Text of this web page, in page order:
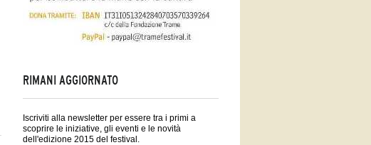
RIMANI AGGIORNATO
Iscriviti alla newsletter per essere tra i primi a
scoprire le iniziative, gli eventi e le novità
dell'edizione 2015 del festival.